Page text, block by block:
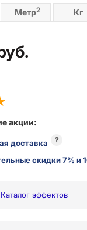
Метр2 Кг
акции:
доставка ?
скидки 7% и
Каталог эффектов